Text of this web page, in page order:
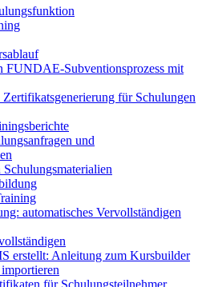
FUNDAE-Subventionsprozess mit
für Schulungen
und
automatisches Vervollständigen
erstellt: Anleitung zum Kursbuilder
für Schulungsteilnehmer